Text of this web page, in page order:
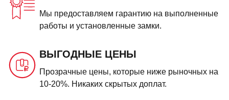
Мы предоставляем гарантию на выполненные
работы и установленные замки.
ВЫГОДНЫЕ ЦЕНЫ
Прозрачные цены, которые ниже рыночных на
10-20%. Никаких скрытых доплат.